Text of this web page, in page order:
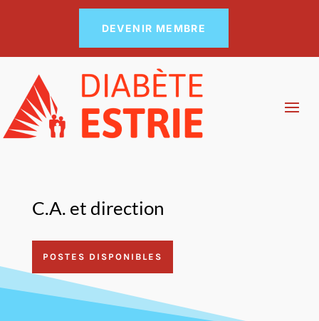
DEVENIR MEMBRE
C.A. et direction
POSTES DISPONIBLES